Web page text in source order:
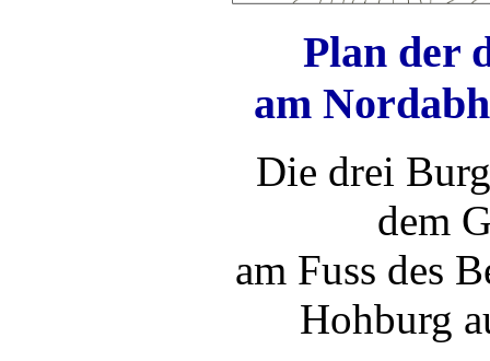
Plan der
am
Die drei
dem
am Fuss des
Hohburg